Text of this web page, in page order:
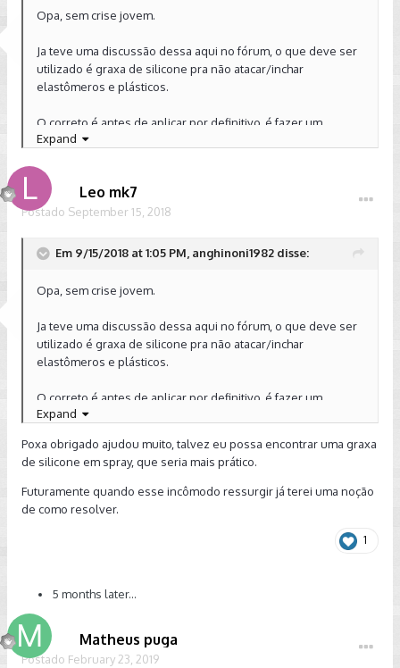
Opa, sem crise jovem.
Ja teve uma discussão dessa aqui no fórum, o que deve ser
utilizado é graxa de silicone pra não atacar/inchar
elastômeros e plásticos.
O correto é antes de aplicar por definitivo, é fazer um
pequeno teste.
Abraços.
Enviado de meu SM-G9650 usando o Tapatalk
Expand
Leo mk7
Postado September 15, 2018
Em 9/15/2018 at 1:05 PM, anghinoni1982 disse:
Opa, sem crise jovem.
Ja teve uma discussão dessa aqui no fórum, o que deve ser
utilizado é graxa de silicone pra não atacar/inchar
elastômeros e plásticos.
O correto é antes de aplicar por definitivo, é fazer um
pequeno teste.
Abraços.
Enviado de meu SM-G9650 usando o Tapatalk
Expand
Poxa obrigado ajudou muito, talvez eu possa encontrar uma graxa
de silicone em spray, que seria mais prático.
Futuramente quando esse incômodo ressurgir já terei uma noção
de como resolver.
1
5 months later...
Matheus puga
Postado February 23, 2019